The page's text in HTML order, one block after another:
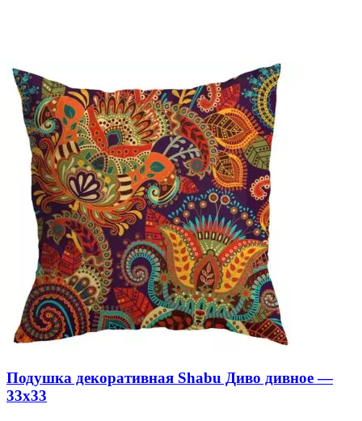
Подушка декоративная Shabu Диво дивное —
33х33